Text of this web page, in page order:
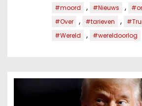
#moord , #Nieuws ,
#Over , #tarieven ,
#Wereld , #wereldoorlog